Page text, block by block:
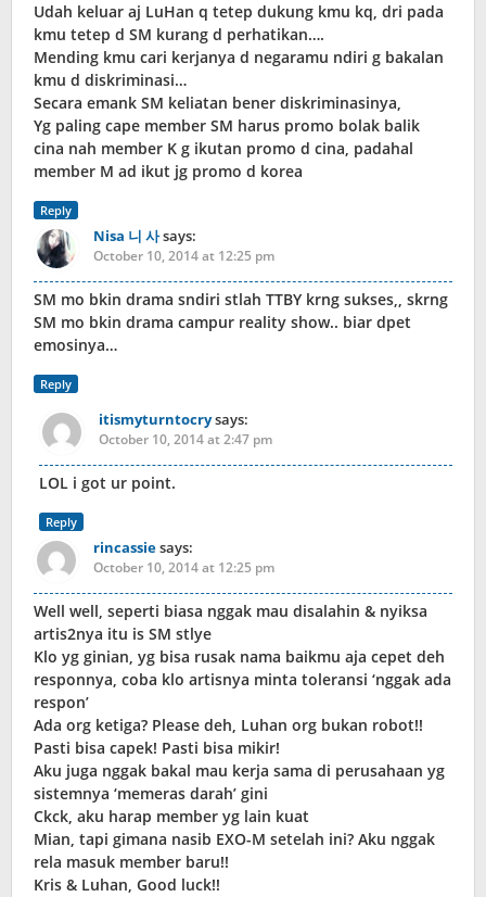
Udah keluar aj LuHan q tetep dukung kmu kq, dri pada
kmu tetep d SM kurang d perhatikan….
Mending kmu cari kerjanya d negaramu ndiri g bakalan
kmu d diskriminasi…
Secara emank SM keliatan bener diskriminasinya,
Yg paling cape member SM harus promo bolak balik
cina nah member K g ikutan promo d cina, padahal
member M ad ikut jg promo d korea
Reply
Nisa 니 사says:
October 10, 2014 at 12:25 pm
SM mo bkin drama sndiri stlah TTBY krng sukses,, skrng
SM mo bkin drama campur reality show.. biar dpet
emosinya…
Reply
itismyturntocrysays:
October 10, 2014 at 2:47 pm
LOL i got ur point.
Reply
rincassiesays:
October 10, 2014 at 12:25 pm
Well well, seperti biasa nggak mau disalahin & nyiksa
artis2nya itu is SM stlye
Klo yg ginian, yg bisa rusak nama baikmu aja cepet deh
responnya, coba klo artisnya minta toleransi ‘nggak ada
respon’
Ada org ketiga? Please deh, Luhan org bukan robot!!
Pasti bisa capek! Pasti bisa mikir!
Aku juga nggak bakal mau kerja sama di perusahaan yg
sistemnya ‘memeras darah’ gini
Ckck, aku harap member yg lain kuat
Mian, tapi gimana nasib EXO-M setelah ini? Aku nggak
rela masuk member baru!!
Kris & Luhan, Good luck!!